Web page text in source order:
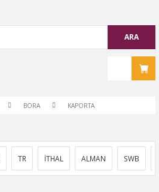
ARA
BORA KAPORTA
TR İTHAL ALMAN SWB